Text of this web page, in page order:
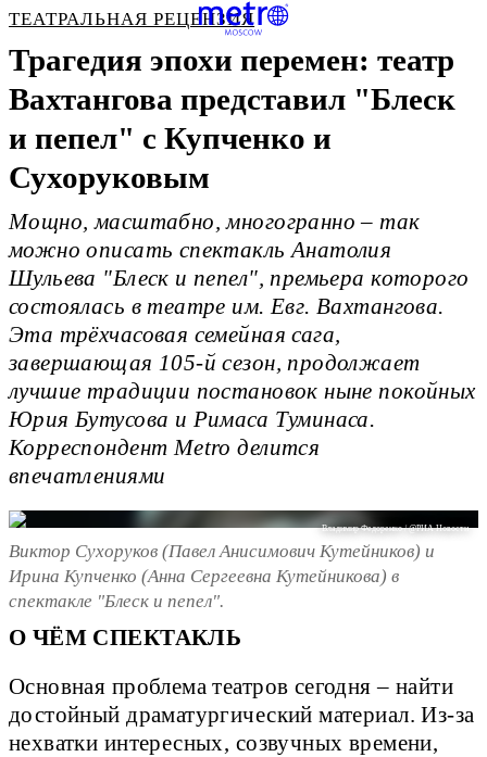
ТЕАТРАЛЬНАЯ РЕЦЕНЗИЯ
Трагедия эпохи перемен: театр
Вахтангова представил "Блеск
и пепел" с Купченко и
Сухоруковым
Мощно, масштабно, многогранно – так
можно описать спектакль Анатолия
Шульева "Блеск и пепел", премьера которого
состоялась в театре им. Евг. Вахтангова.
Эта трёхчасовая семейная сага,
завершающая 105-й сезон, продолжает
лучшие традиции постановок ныне покойных
Юрия Бутусова и Римаса Туминаса.
Корреспондент Metro делится
впечатлениями
Владимир Федоренко / @РИА Новости
Виктор Сухоруков (Павел Анисимович Кутейников) и
Ирина Купченко (Анна Сергеевна Кутейникова) в
спектакле "Блеск и пепел".
О ЧЁМ СПЕКТАКЛЬ
Основная проблема театров сегодня – найти
достойный драматургический материал. Из-за
нехватки интересных, созвучных времени,